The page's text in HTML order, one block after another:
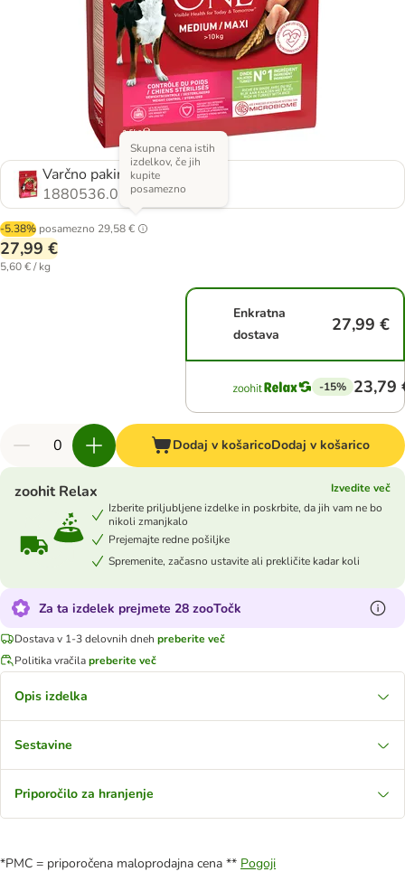
Varčno pakiranje: 2 x 2,5 kg
1880536.0
-5.38% posamezno 29,58 €
Skupna cena istih
izdelkov, če jih
kupite
posamezno
27,99 €
5,60 € / kg
Enkratna
dostava
27,99 €
-15% 23,79
Dodaj v košaricoDodaj v košarico
zoohit Relax
Izvedite več
Izberite priljubljene izdelke in poskrbite, da jih vam ne bo
nikoli zmanjkalo
Prejemajte redne pošiljke
Spremenite, začasno ustavite ali prekličite kadar koli
Za ta izdelek prejmete 28 zooTočk
Dostava v 1-3 delovnih dneh preberite več
Politika vračilapreberite več
Opis izdelka
Sestavine
Priporočilo za hranjenje
*PMC = priporočena maloprodajna cena ** Pogoji